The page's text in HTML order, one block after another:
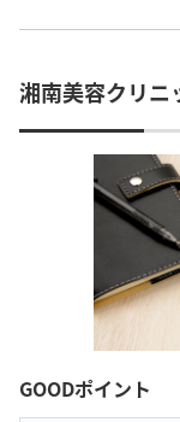
湘南美容クリニ
GOODポイント